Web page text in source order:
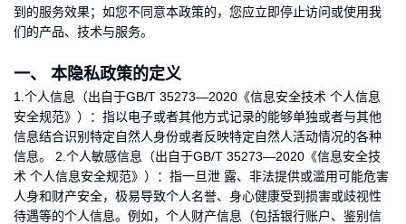
到的服务效果；如您不同意本政策的，您应立即停止访问或使用我
们的产品、技术与服务。
一、 本隐私政策的定义
1.个人信息（出自于GB/T 35273—2020《信息安全技术 个人信息
安全规范》）：指以电子或者其他方式记录的能够单独或者与其他
信息结合识别特定自然人身份或者反映特定自然人活动情况的各种
信息。 2.个人敏感信息（出自于GB/T 35273—2020《信息安全技
术 个人信息安全规范》）：指一旦泄 露、非法提供或滥用可能危害
人身和财产安全，极易导致个人名誉、身心健康受到损害或歧视性
待遇等的个人信息。例如，个人财产信息（包括银行账户、鉴别信